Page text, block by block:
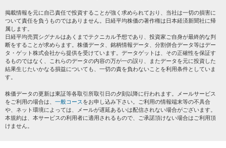
過去データ
掲載情報を元に自己責任で投資することが強く求められており、当社は一切の損害に
ついて責任を負うものではありません。日経平均株価の著作権は日本経済新聞社に帰
属します。
日経平均売買シグナルはあくまでテクニカル予想であり、投資家ご自身が最終的な判
断をすることが求めらます。株価データ、銘柄情報データ、分割併合データ等はデー
タ・ゲット株式会社から提供を受けています。データゲットは、その正確性を保証す
るものではなく、これらのデータの内容の万が一の誤り、またデータを元に投資した
結果生じたいかなる損益についても、一切の責を負わないことを利用条件としていま
す。
株価データの更新は東証等各取引所取引日の夕刻以降に行われます。メールサービス
をご利用の場合は、 一般コース をお申し込み下さい。ご利用の情報端末等の不具合
や、ネット環境によっては、メールが遅延あるいは配信されない場合がございます。
本規約は、本サービスの利用者に適用されるもので、ご承諾頂けない場合はご利用頂
けません。